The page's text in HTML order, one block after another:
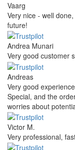
Vaarg
Very nice - well
future!
Andrea Munari
Very good customer
Andreas
Very good
Special, and the
worries about
Victor M.
Very professional,